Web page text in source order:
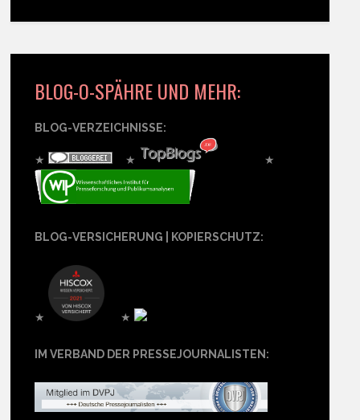
BLOG-O-SPÄHRE UND MEHR:
BLOG-VERZEICHNISSE:
★ ★ ★
BLOG-VERSICHERUNG | KOPIERSCHUTZ:
★ ★
IM VERBAND DER PRESSEJOURNALISTEN: